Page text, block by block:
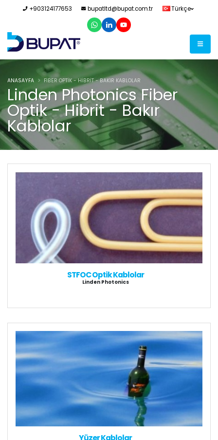
+903124177653 bupatltd@bupat.com.tr Türkçe
Linden Photonics Fiber
Optik - Hibrit - Bakır
Kablolar
ANASAYFA FIBER OPTIK - HIBRIT - BAKIR KABLOLAR
STFOC Optik Kablolar
Linden Photonics